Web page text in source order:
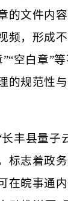
的文件内
频，形成
空白章”
的规范性
长丰县量子
标志着政
在皖事通